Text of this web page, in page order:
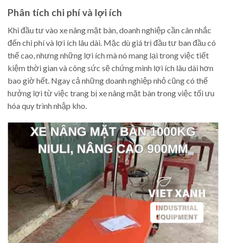
Phân tích chi phí và lợi ích
Khi đầu tư vào xe nâng mặt bàn, doanh nghiệp cần cân nhắc
đến chi phí và lợi ích lâu dài. Mặc dù giá trị đầu tư ban đầu có
thể cao, nhưng những lợi ích mà nó mang lại trong việc tiết
kiệm thời gian và công sức sẽ chứng minh lợi ích lâu dài hơn
bao giờ hết. Ngay cả những doanh nghiệp nhỏ cũng có thể
hưởng lợi từ việc trang bị xe nâng mặt bàn trong việc tối ưu
hóa quy trình nhập kho.